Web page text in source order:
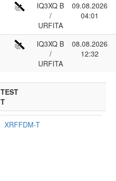
IQ3XQ B
/
URFITA
09.08.2026
04:01
IQ3XQ B
/
URFITA
08.08.2026
12:32
TEST
T
XRFFDM-T